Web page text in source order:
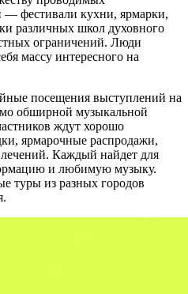
фестивали кухни, ярмарки,
различных школ духовного
ограничений. Люди
массу интересного на
посещения выступлений на
обширной музыкальной
ждут хорошо
ярмарочные распродажи,
Каждый найдет для
и любимую музыку.
туры из разных городов